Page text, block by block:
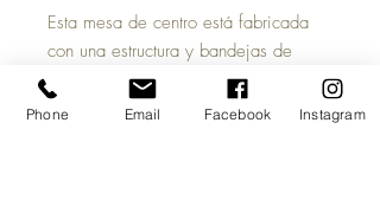
Esta mesa de centro está fabricada
con una estructura y bandejas de
acero con recubrimiento en polvo.
Esta mesa original se adapta a
Phone Email Facebook Instagram